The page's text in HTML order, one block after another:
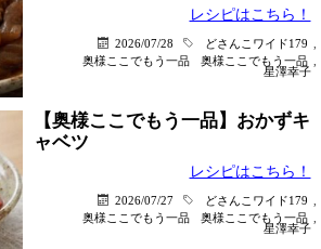
レシピはこちら！
2026/07/28 どさんこワイド179
奥様ここでもう一品
奥様ここでもう一品
星澤幸子
【奥様ここでもう一品】おかずキ
ャベツ
レシピはこちら！
2026/07/27 どさんこワイド179
奥様ここでもう一品
奥様ここでもう一品
星澤幸子